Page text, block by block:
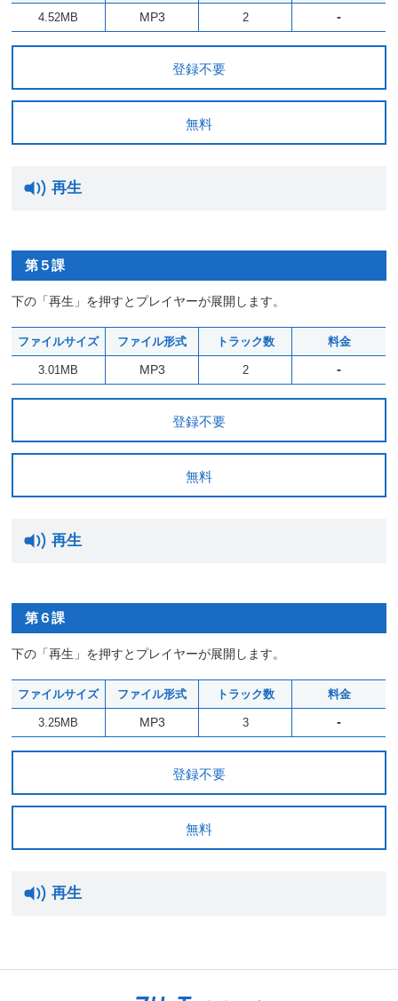
4.52MB MP3 2 -
登録不要
無料
再生
第５課
下の「再生」を押すとプレイヤーが展開します。
ファイルサイズ ファイル形式 トラック数 料金
3.01MB MP3 2 -
登録不要
無料
再生
第６課
下の「再生」を押すとプレイヤーが展開します。
ファイルサイズ ファイル形式 トラック数 料金
3.25MB MP3 3 -
登録不要
無料
再生